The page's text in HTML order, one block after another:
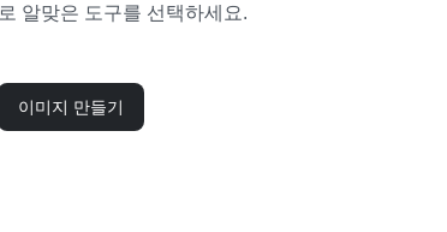
로 알맞은 도구를 선택하세요.
이미지 만들기